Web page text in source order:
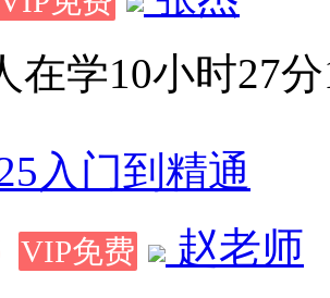
在学10小时27
入门到精通
VIP免费
赵老师